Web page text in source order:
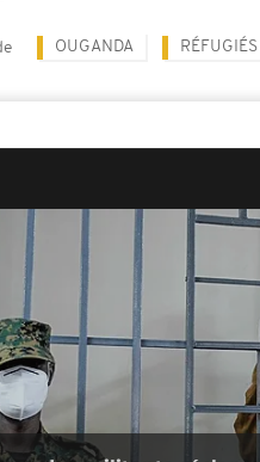
OUGANDA RÉFUGIÉS